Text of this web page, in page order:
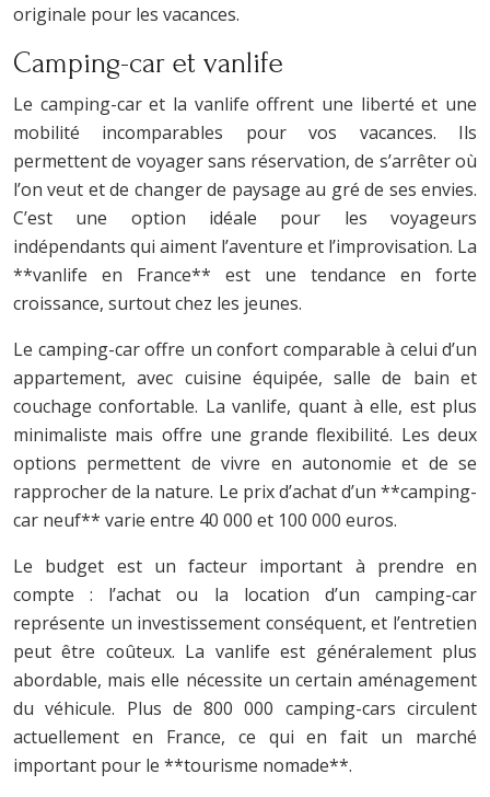
originale pour les vacances.
Camping-car et vanlife
Le camping-car et la vanlife offrent une liberté et une
mobilité incomparables pour vos vacances. Ils
permettent de voyager sans réservation, de s’arrêter où
l’on veut et de changer de paysage au gré de ses envies.
C’est une option idéale pour les voyageurs
indépendants qui aiment l’aventure et l’improvisation. La
**vanlife en France** est une tendance en forte
croissance, surtout chez les jeunes.
Le camping-car offre un confort comparable à celui d’un
appartement, avec cuisine équipée, salle de bain et
couchage confortable. La vanlife, quant à elle, est plus
minimaliste mais offre une grande flexibilité. Les deux
options permettent de vivre en autonomie et de se
rapprocher de la nature. Le prix d’achat d’un **camping-
car neuf** varie entre 40 000 et 100 000 euros.
Le budget est un facteur important à prendre en
compte : l’achat ou la location d’un camping-car
représente un investissement conséquent, et l’entretien
peut être coûteux. La vanlife est généralement plus
abordable, mais elle nécessite un certain aménagement
du véhicule. Plus de 800 000 camping-cars circulent
actuellement en France, ce qui en fait un marché
important pour le **tourisme nomade**.